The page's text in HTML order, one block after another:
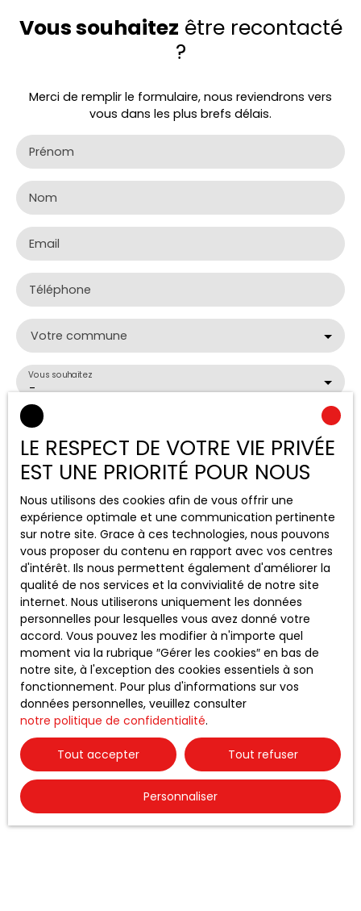
Vous souhaitez être recontacté
?
Merci de remplir le formulaire, nous reviendrons vers
vous dans les plus brefs délais.
Prénom
Nom
Email
Téléphone
Votre commune
-
Vous souhaitez
Votre message
J'accepte le traitement de mes données
personnelles conformément au RGPD. Si vous ne
souhaitez pas faire l'objet de prospection
commerciale par voie téléphonique, vous pouvez
vous inscrire gratuitement sur la liste d'opposition
au démarchage téléphonique, prévu par l'article
L223-1 du code de la consommation, sur le site
Internet www.bloctel.gouv.fr ou par courrier
adressé à :
Société Worldline, Service Bloctel, CS 61311, 41013
BLOIS CEDEX.
Pour en savoir plus sur le traitement de vos
données personnelles, veuillez consulter notre
politique de confidentialité
Envoyer
LE RESPECT DE VOTRE VIE PRIVÉE
EST UNE PRIORITÉ POUR NOUS
Nous utilisons des cookies afin de vous offrir une
expérience optimale et une communication pertinente
sur notre site. Grace à ces technologies, nous pouvons
vous proposer du contenu en rapport avec vos centres
d'intérêt. Ils nous permettent également d'améliorer la
qualité de nos services et la convivialité de notre site
internet. Nous utiliserons uniquement les données
personnelles pour lesquelles vous avez donné votre
accord. Vous pouvez les modifier à n'importe quel
moment via la rubrique ″Gérer les cookies″ en bas de
notre site, à l'exception des cookies essentiels à son
fonctionnement. Pour plus d'informations sur vos
données personnelles, veuillez consulter
notre politique de confidentialité.
Tout accepter Tout refuser
Personnaliser